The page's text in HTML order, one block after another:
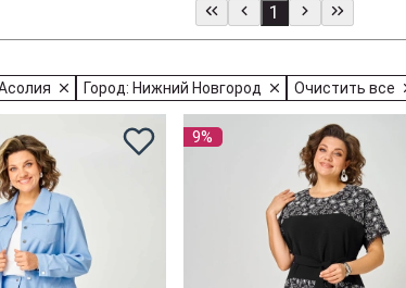
1
Город: Нижний Новгород Очистить все
9%